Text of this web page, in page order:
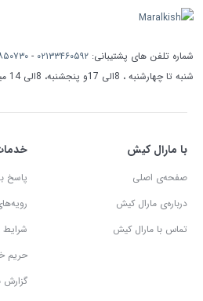
شماره تلفن های پشتیبانی: ۰۲۱۳۳۴۶۰۵۹۲ -
شنبه تا چهارشنبه ، 8الی 17و پنجشنبه، 8الی 14 میزبان صدای گرمتان هستیم
با مارال کیش
صفحه‌ی اصلی
درباره‌ی مارال کیش
تماس با مارال کیش
پاسخ
شرایط
حریم
گزارش